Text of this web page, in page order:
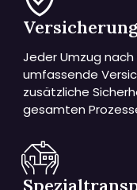
Jeder Umzug
umfassende
zusätzliche
gesamten